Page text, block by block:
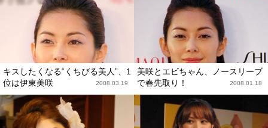
キスしたくなる“くちびる美人”、1
位は伊東美咲
2008.03.19
美咲とエビちゃん、ノースリーブ
で春先取り！
2008.01.18